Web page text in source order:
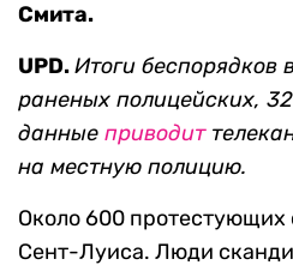
Смита.
UPD.Итоги беспорядков
раненых полицейских,
данные приводит
на местную полицию.
Около 600 протестующих
Сент-Луиса. Люди